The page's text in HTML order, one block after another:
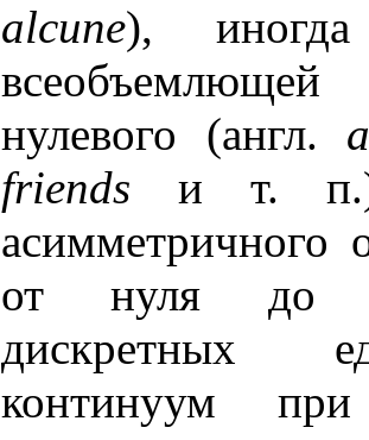
alcune),
нулевого (англ.
friends и т. п.).
асимметричного
от нуля до
дискретных
континуум